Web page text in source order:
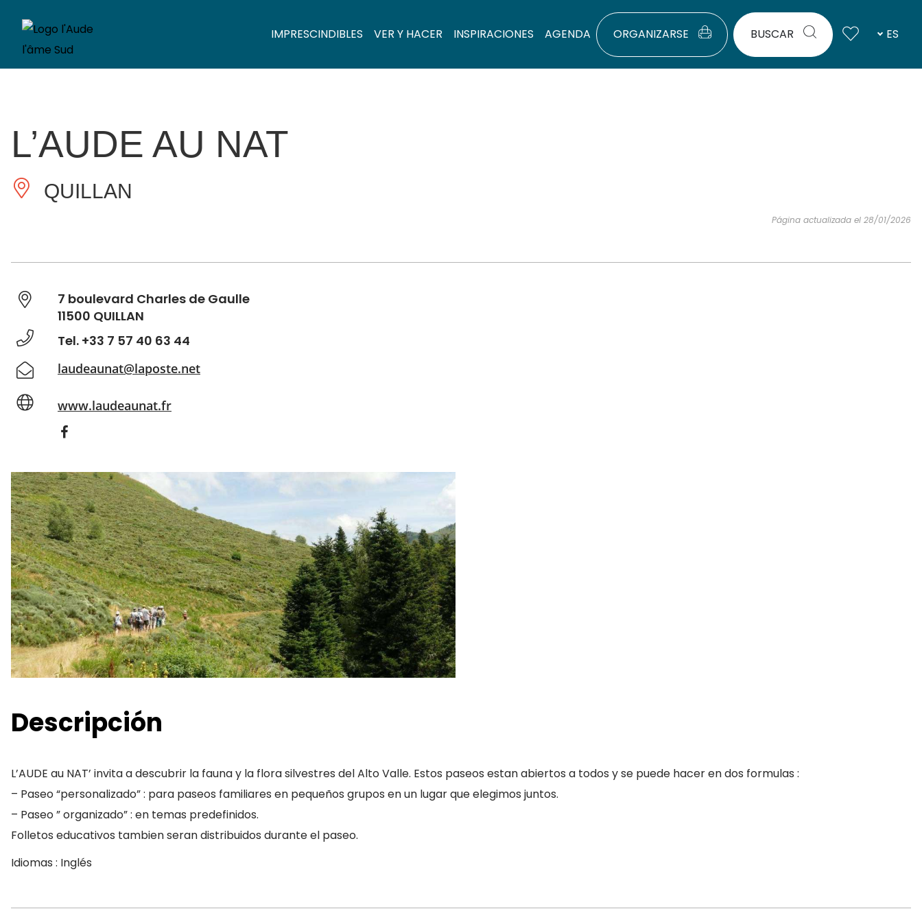
IMPRESCINDIBLES VER Y HACER INSPIRACIONES AGENDA ORGANIZARSE BUSCAR ES
L’AUDE AU NAT
QUILLAN
Página actualizada el 28/01/2026
7 boulevard Charles de Gaulle
11500 QUILLAN
Tel. +33 7 57 40 63 44
laudeaunat@laposte.net
www.laudeaunat.fr
Descripción
L’AUDE au NAT’ invita a descubrir la fauna y la flora silvestres del Alto Valle. Estos paseos estan abiertos a todos y se puede hacer en dos formulas :
– Paseo “personalizado” : para paseos familiares en pequeños grupos en un lugar que elegimos juntos.
– Paseo ” organizado” : en temas predefinidos.
Folletos educativos tambien seran distribuidos durante el paseo.
Idiomas : Inglés